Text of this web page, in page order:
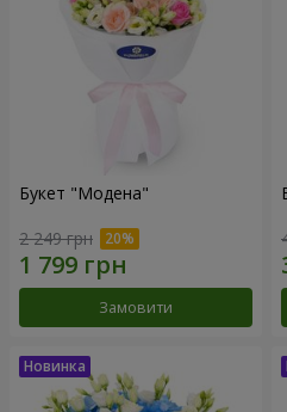
Букет "Модена"
2 249 грн
Замовити